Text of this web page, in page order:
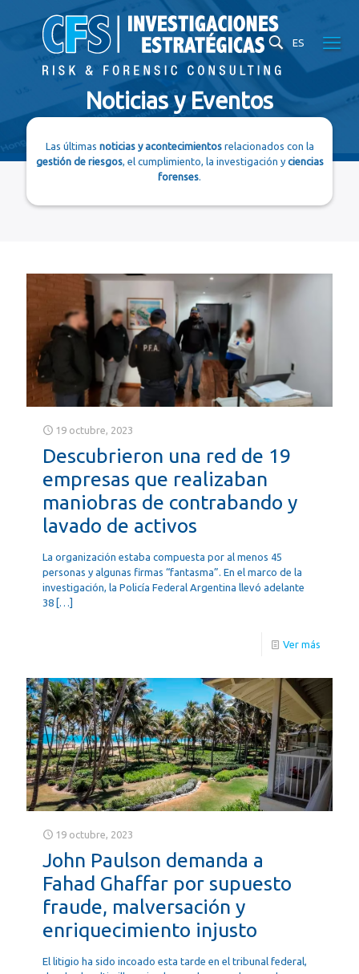
ES
Noticias y Eventos
Las últimas noticias y acontecimientosrelacionados con la
gestión de riesgos, el cumplimiento, la investigación yciencias
forenses.
19 octubre, 2023
Descubrieron una red de 19
empresas que realizaban
maniobras de contrabando y
lavado de activos
La organización estaba compuesta por al menos 45
personas y algunas firmas “fantasma”. En el marco de la
investigación, la Policía Federal Argentina llevó adelante
38 […]
Ver más
19 octubre, 2023
John Paulson demanda a
Fahad Ghaffar por supuesto
fraude, malversación y
enriquecimiento injusto
El litigio ha sido incoado esta tarde en el tribunal federal,